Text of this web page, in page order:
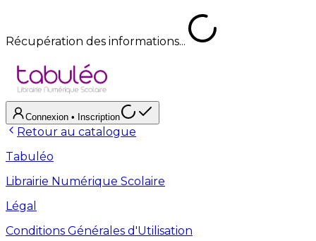
Récupération des informations...
Connexion • Inscription
Retour au catalogue
Tabuléo
Librairie Numérique Scolaire
Légal
Conditions Générales d'Utilisation